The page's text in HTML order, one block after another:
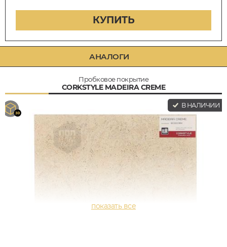
КУПИТЬ
АНАЛОГИ
Пробковое покрытие
CORKSTYLE MADEIRA CREME
В НАЛИЧИИ